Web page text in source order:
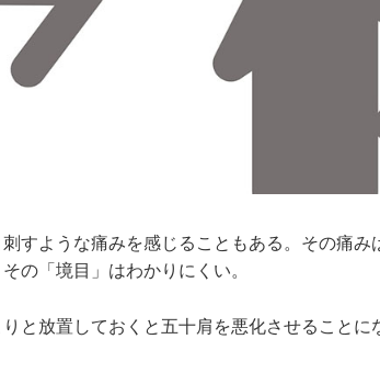
すような痛みを感じることもある。その痛み
の「境目」はわかりにくい。
と放置しておくと五十肩を悪化させることに